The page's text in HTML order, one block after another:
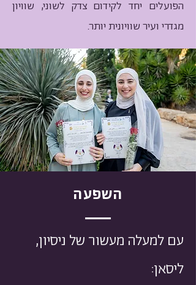
הפועלים יחד לקידום צדק לשוני, שוויון
מגדרי ועיר שוויונית יותר.
השפעה
עם למעלה מעשור של ניסיון,
ליסאן: